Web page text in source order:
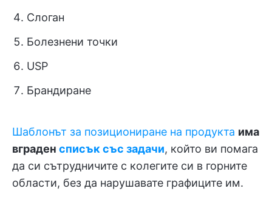
Слоган
Болезнени точки
USP
Брандиране
Шаблонът за позициониране на продукта има
вграден списък със задачи, който ви помага
да си сътрудничите с колегите си в горните
области, без да нарушавате графиците им.